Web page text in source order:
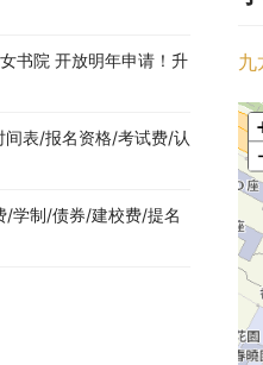
九
书院 开放明年申请！升
表/报名资格/考试费/认
/学制/债券/建校费/提名